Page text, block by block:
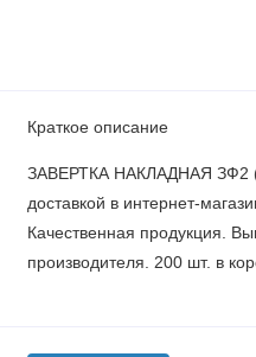
Краткое описание
ЗАВЕРТКА НАКЛАДНАЯ ЗФ2
доставкой в интернет-
Качественная продукция.
производителя. 200 шт. в